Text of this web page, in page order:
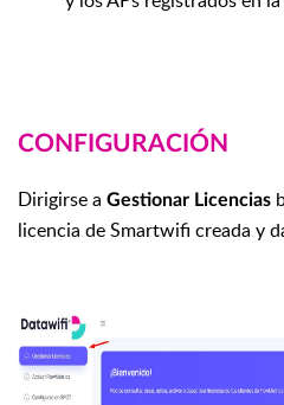
CONFIGURACIÓN
Dirigirse a Gestionar Licencias
licencia de Smartwifi creada y